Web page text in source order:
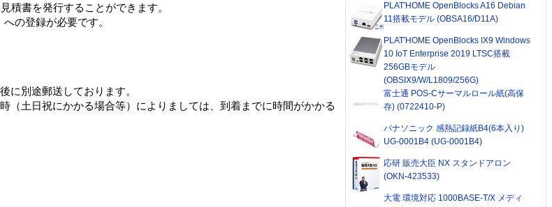
積書を発行することができます。
の登録が必要です。
に別途郵送しております。
（土日祝にかかる場合等）によりましては、到着までに時間がかかる
PLAT'HOME OpenBlocks A16 Debian
11搭載モデル (OBSA16/D11A)
PLAT'HOME OpenBlocks IX9 Windows
10 IoT Enterprise 2019 LTSC搭載
256GBモデル
(OBSIX9/W/L1809/256G)
富士通 POS-Cサーマルロール紙(高保
存) (0722410-P)
パナソニック 感熱記録紙B4(6本入り)
UG-0001B4 (UG-0001B4)
応研 販売大臣 NX スタンドアロン
(OKN-423533)
大電 環境対応 1000BASE-T/X メディ